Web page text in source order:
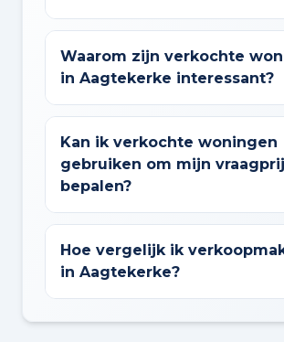
Waarom zijn verkochte
in Aagtekerke interessant?
Kan ik verkochte woningen
gebruiken om mijn
bepalen?
Hoe vergelijk ik
in Aagtekerke?